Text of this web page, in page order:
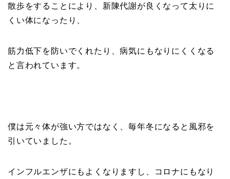
散歩をすることにより、新陳代謝が良くなって太りに
くい体になったり、
筋力低下を防いでくれたり、病気にもなりにくくなる
と言われています。
僕は元々体が強い方ではなく、毎年冬になると風邪を
引いていました。
インフルエンザにもよくなりますし、コロナにもなり